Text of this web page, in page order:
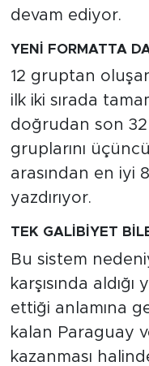
devam ediyor.
YENİ FORMATTA
12 gruptan
ilk iki sırada
doğrudan son
gruplarını
arasından en iyi
yazdırıyor.
TEK GALİBİYET
Bu sistem
karşısında
ettiği anlamına
kalan Paraguay
kazanması